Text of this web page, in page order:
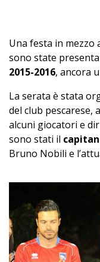
Una festa in mezzo
sono state
2015-2016, ancora
La serata è stata
del club pescarese,
alcuni giocatori e
sono stati il
Bruno Nobili e